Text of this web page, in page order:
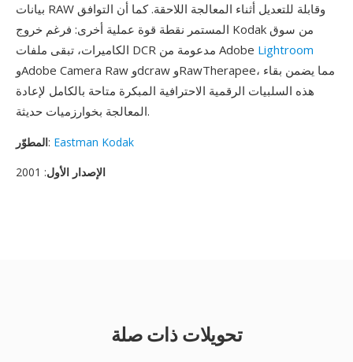
بيانات RAW وقابلة للتعديل أثناء المعالجة اللاحقة. كما أن التوافق
المستمر نقطة قوة عملية أخرى: فرغم خروج Kodak من سوق
الكاميرات، تبقى ملفات DCR مدعومة من Adobe Lightroom
وAdobe Camera Raw وdcraw وRawTherapee، مما يضمن بقاء
هذه السلبيات الرقمية الاحترافية المبكرة متاحة بالكامل لإعادة
المعالجة بخوارزميات حديثة.
المطوّر: Eastman Kodak
الإصدار الأول: 2001
تحويلات ذات صلة